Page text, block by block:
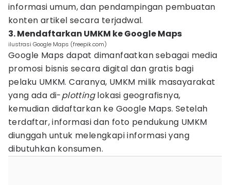
informasi umum, dan pendampingan pembuatan
konten artikel secara terjadwal.
3. Mendaftarkan UMKM ke Google Maps
ilustrasi Google Maps (freepik.com)
Google Maps dapat dimanfaatkan sebagai media
promosi bisnis secara digital dan gratis bagi
pelaku UMKM. Caranya, UMKM milik masayarakat
yang ada di-plottinglokasi geografisnya,
kemudian didaftarkan ke Google Maps. Setelah
terdaftar, informasi dan foto pendukung UMKM
diunggah untuk melengkapi informasi yang
dibutuhkan konsumen.